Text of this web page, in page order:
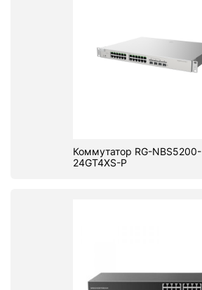
Коммутатор RG-NBS5200-
24GT4XS-P